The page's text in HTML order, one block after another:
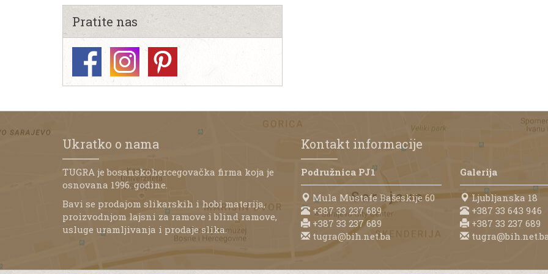
Pratite nas
Ukratko o nama
TUGRA je bosanskohercegovačka firma koja je
osnovana 1996. godine.
Bavi se prodajom slikarskih i hobi materija,
proizvodnjom lajsni za ramove i blind ramove,
usluge uramljivanja i prodaje slika.
Kontakt informacije
Podružnica PJ1
Mula Mustafe Bašeskije 60
+387 33 237 689
+387 33 237 689
tugra@bih.net.ba
Galerija
Ljubljanska 18
+387 33 643 946
+387 33 237 689